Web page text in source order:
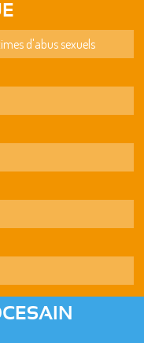
d'abus sexuels